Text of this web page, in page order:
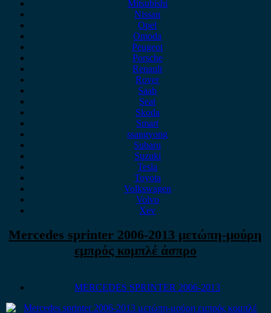
Mitsubishi
Nissan
Opel
Omoda
Peugeot
Porsche
Renault
Rover
Saab
Seat
Skoda
Smart
ssangyong
Subaru
Suzuki
Tesla
Toyota
Volkswagen
Volvo
Xev
Mercedes sprinter 2006-2013 μετώπη-μούρη
εμπρός κομπλέ άσπρο
MERCEDES SPRINTER 2006-2013